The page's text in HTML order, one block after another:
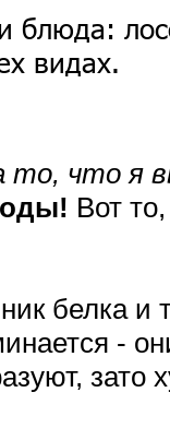
блюда:
видах.
то, что я
Вот
белка и
-
зато